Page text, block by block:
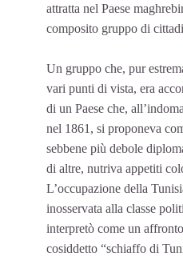
attratta nel Paese
composito gruppo di
Un gruppo che, pur
vari punti di vista, era
di un Paese che,
nel 1861, si proponeva
sebbene più debole
di altre, nutriva appetiti
L’occupazione della
inosservata alla classe
interpretò come un
cosiddetto “schiaffo di